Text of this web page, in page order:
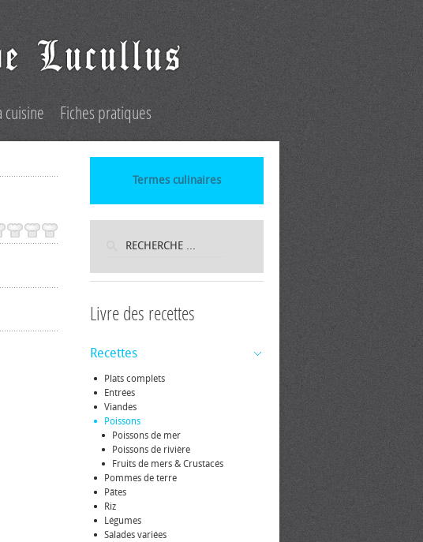
cuisine Fiches pratiques
Termes culinaires
Livre des recettes
Recettes
Plats complets
Entrées
Viandes
Poissons
Poissons de mer
Poissons de rivière
Fruits de mers & Crustacés
Pommes de terre
Pâtes
Riz
Légumes
Salades variées